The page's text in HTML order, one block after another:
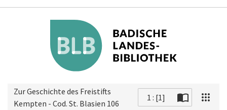
Zur Geschichte des Freistifts
Kempten - Cod. St. Blasien 106
1 : [1]